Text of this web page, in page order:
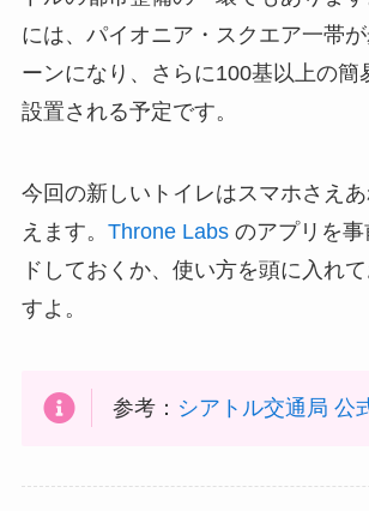
には、パイオニア・スクエア一帯
ーンになり、さらに100基以上の簡
設置される予定です。
今回の新しいトイレはスマホさえ
えます。 Throne Labsのアプリを事
ドしておくか、使い方を頭に入れ
すよ。
参考： シアトル交通局 公